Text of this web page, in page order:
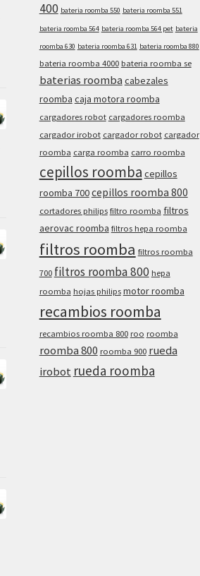
400 bateria roomba 550 bateria roomba 551
bateria roomba 564 bateria roomba 564 pet bateria
roomba 630 bateria roomba 631 bateria roomba 880
bateria roomba 4000 bateria roomba se
baterias roomba cabezales
roomba caja motora roomba
cargadores robot cargadores roomba
cargador irobot cargador robot cargador
roomba carga roomba carro roomba
cepillos roomba cepillos
roomba 700cepillos roomba 800
cortadores philips filtro roomba filtros
aerovac roomba filtros hepa roomba
filtros roomba filtros roomba
700 filtros roomba 800 hepa
roomba hojas philips motor roomba
recambios roomba
recambios roomba 800 roo roomba
roomba 800 roomba 900 rueda
irobot rueda roomba